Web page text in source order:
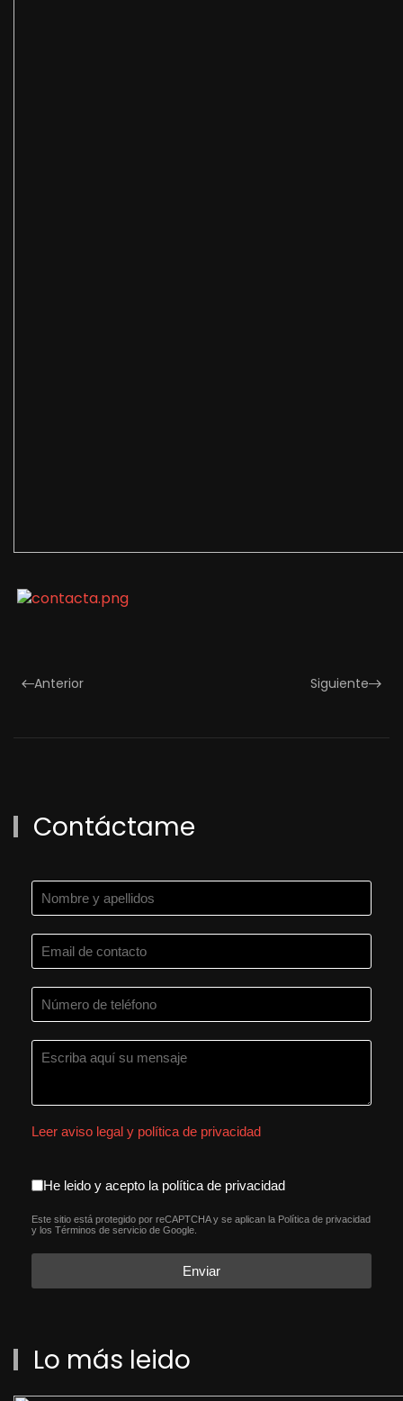
Anterior Siguiente
Contáctame
Leer aviso legal y política de privacidad
aceptacion política de
He leido y acepto la política de privacidad
reCAPTCHA*
Este sitio está protegido por reCAPTCHA y se aplican la Política de privacidad
y los Términos de servicio de Google.
Enviar
Lo más leido